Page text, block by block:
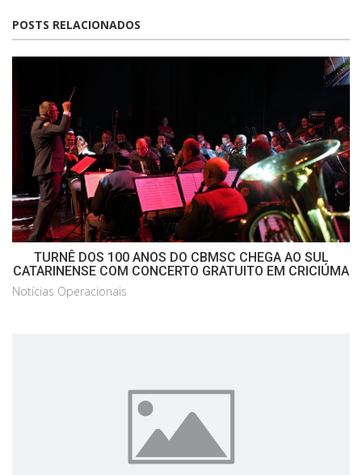
POSTS RELACIONADOS
TURNÊ DOS 100 ANOS DO CBMSC CHEGA AO SUL
CATARINENSE COM CONCERTO GRATUITO EM CRICIÚMA
Notícias Operacionais